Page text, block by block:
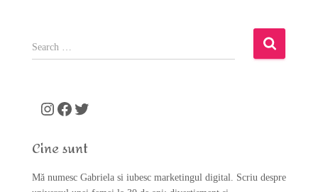
S
e
o
:
Instagram Facebook Twitter
Cine sunt
Mă numesc Gabriela si iubesc marketingul digital. Scriu despre